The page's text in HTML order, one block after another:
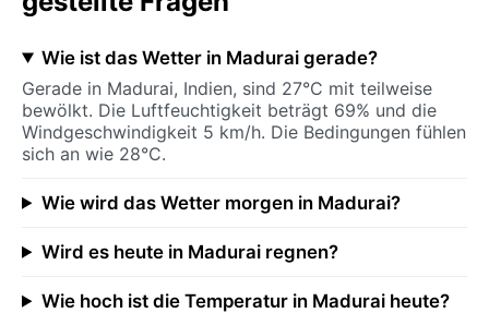
Wie ist das Wetter in Madurai gerade?
Gerade in Madurai, Indien, sind 27°C mit teilweise
bewölkt. Die Luftfeuchtigkeit beträgt 69% und die
Windgeschwindigkeit 5 km/h. Die Bedingungen fühlen
sich an wie 28°C.
Wie wird das Wetter morgen in Madurai?
Wird es heute in Madurai regnen?
Wie hoch ist die Temperatur in Madurai heute?